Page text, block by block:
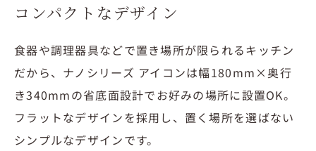
コンパクトなデザイン
食器や調理器具などで置き場所が限られるキッチン
だから、ナノシリーズ アイコンは幅180mm×奥行
き340mmの省底面設計でお好みの場所に設置OK。
フラットなデザインを採用し、置く場所を選ばない
シンプルなデザインです。